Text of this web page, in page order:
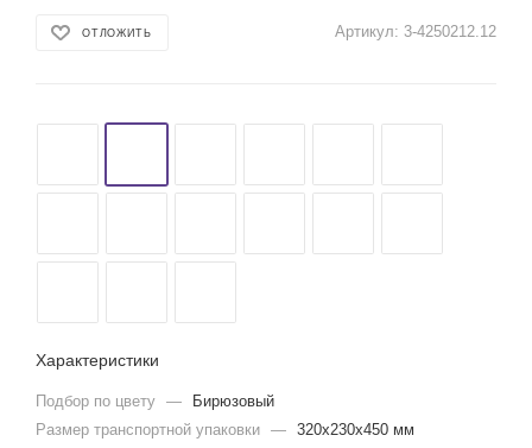
ОТЛОЖИТЬ Артикул: 3-4250212.12
Характеристики
Подбор по цвету —
Бирюзовый
Размер транспортной упаковки — 320x230x450 мм